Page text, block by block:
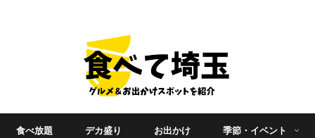
食べ放題 デカ盛り お出かけ 季節・イベント